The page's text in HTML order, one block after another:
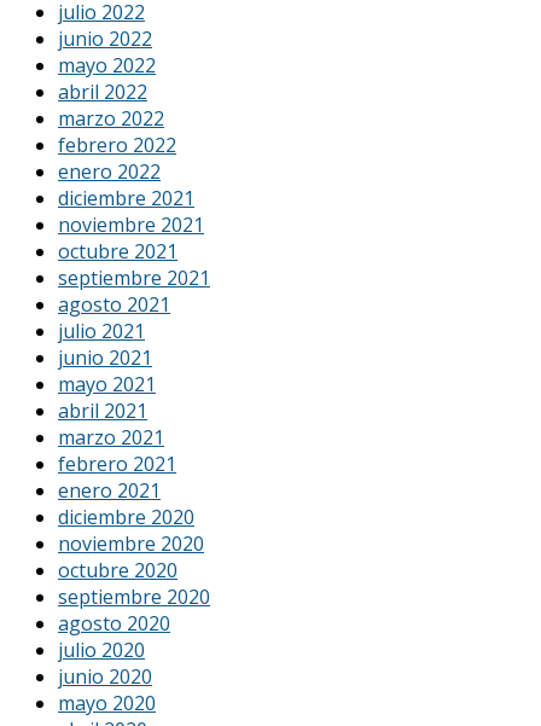
julio 2022
junio 2022
mayo 2022
abril 2022
marzo 2022
febrero 2022
enero 2022
diciembre 2021
noviembre 2021
octubre 2021
septiembre 2021
agosto 2021
julio 2021
junio 2021
mayo 2021
abril 2021
marzo 2021
febrero 2021
enero 2021
diciembre 2020
noviembre 2020
octubre 2020
septiembre 2020
agosto 2020
julio 2020
junio 2020
mayo 2020